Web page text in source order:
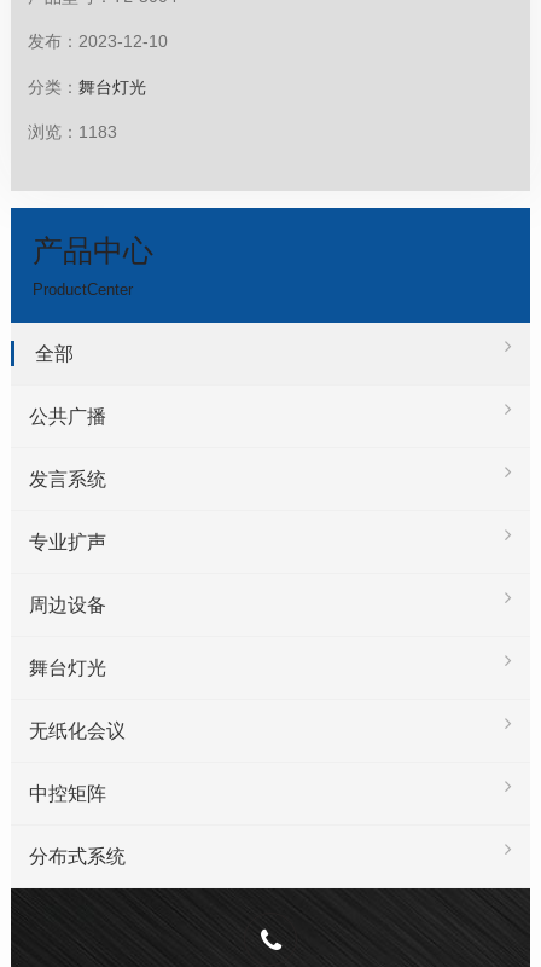
发布：2023-12-10
分类：舞台灯光
浏览：1183
产品中心
ProductCenter
全部
公共广播
发言系统
专业扩声
周边设备
舞台灯光
无纸化会议
中控矩阵
分布式系统